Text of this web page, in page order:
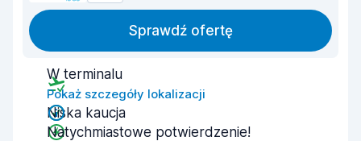
Sprawdź ofertę
W terminalu
Pokaż szczegóły lokalizacji
Niska kaucja
Natychmiastowe potwierdzenie!